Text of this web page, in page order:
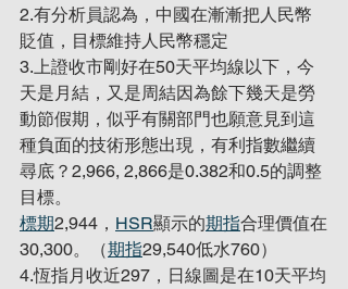
2.有分析員認為，中國在漸漸把人民幣
貶值，目標維持人民幣穩定
3.上證收市剛好在50天平均線以下，今
天是月結，又是周結因為餘下幾天是勞
動節假期，似乎有關部門也願意見到這
種負面的技術形態出現，有利指數繼續
尋底？2,966, 2,866是0.382和0.5的調整
目標。
標期2,944， HSR顯示的期指合理價值在
30,300。（期指29,540低水760）
4.恆指月收近297，日線圖是在10天平均